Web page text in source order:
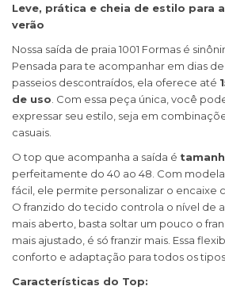
Leve, prática e cheia de estilo para
verão
Nossa saída de praia 1001 Formas é
Pensada para te acompanhar em dias
passeios descontraídos, ela oferece até
de uso . Com essa peça única, você
expressar seu estilo, seja em
casuais.
O top que acompanha a saída é
perfeitamente do 40 ao 48. Com
fácil, ele permite personalizar o encaixe
O franzido do tecido controla o nível de
mais aberto, basta soltar um pouco o
mais ajustado, é só franzir mais. Essa
conforto e adaptação para todos os
Características do Top: